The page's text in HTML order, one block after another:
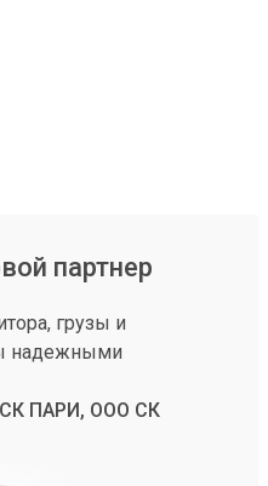
партнер
грузы и
надежными
ПАРИ, ООО СК